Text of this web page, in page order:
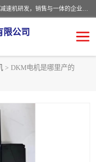
上海精晟邦机电科技有限公司是一家专业从事减速机研发，销售与一体的企业。公司拥有资深技术人员和技术团队服务人才，致力于为广大客户提供专业，细致的产品服务。主营产品有：中型减速电机，微型调速电机，精密行星减速机，蜗轮蜗杆减速机，RFKS四大系列减速机，SKM双曲面齿轮减速机，齿轮减速电机，行星减速机，防爆电机，变频器等系列；产品广泛用于汽车，船舶，能源，环保，包装，物流等领域，欢迎咨询。
限公司
> DKM电机是哪里产的
精研电机
晟邦四大系列
精晟邦微型齿轮减速电机